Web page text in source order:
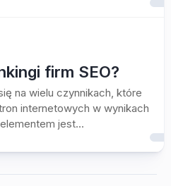
firm SEO?
na wielu czynnikach, które
internetowych w wynikach
jest...